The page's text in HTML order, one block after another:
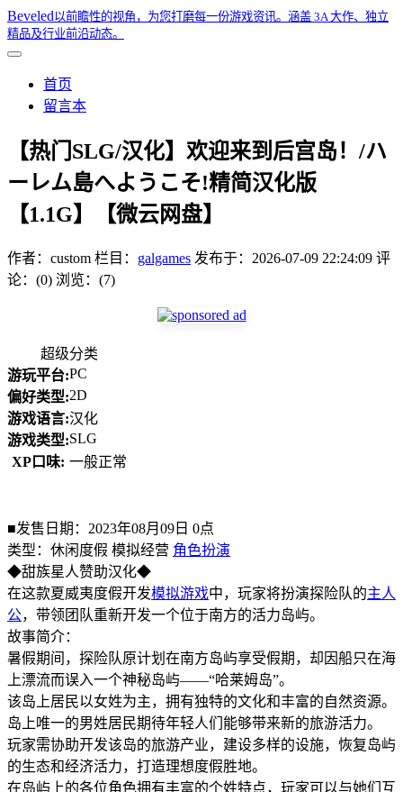
Beveled以前瞻性的视角，为您打磨每一份游戏资讯。涵盖 3A 大作、独立
精品及行业前沿动态。
首页
留言本
【热门SLG/汉化】欢迎来到后宫岛！/ハ
ーレム島へようこそ!精简汉化版
【1.1G】【微云网盘】
作者： custom 栏目： galgames 发布于： 2026-07-09 22:24:09 评
论：(0) 浏览：(7)
超级分类
游玩平台:PC
偏好类型:2D
游戏语言:汉化
游戏类型:SLG
XP口味: 一般正常
■发售日期：2023年08月09日 0点
类型：休闲度假 模拟经营 角色扮演
◆甜族星人赞助汉化◆
在这款夏威夷度假开发模拟游戏中，玩家将扮演探险队的主人
公，带领团队重新开发一个位于南方的活力岛屿。
故事简介：
暑假期间，探险队原计划在南方岛屿享受假期，却因船只在海
上漂流而误入一个神秘岛屿——“哈莱姆岛”。
该岛上居民以女姓为主，拥有独特的文化和丰富的自然资源。
岛上唯一的男姓居民期待年轻人们能够带来新的旅游活力。
玩家需协助开发该岛的旅游产业，建设多样的设施，恢复岛屿
的生态和经济活力，打造理想度假胜地。
在岛屿上的各位角色拥有丰富的个姓特点，玩家可以与她们互